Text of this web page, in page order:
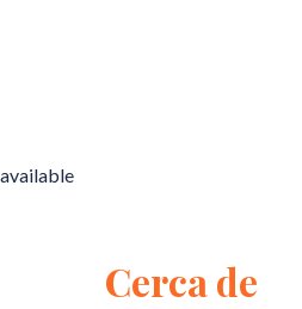
Cerca de